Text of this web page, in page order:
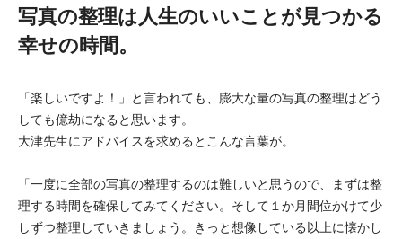
写真の整理は人生のいいことが見つかる
幸せの時間。
「楽しいですよ！」と言われても、膨大な量の写真の整理はどう
しても億劫になると思います。
大津先生にアドバイスを求めるとこんな言葉が。
「一度に全部の写真の整理するのは難しいと思うので、まずは整
理する時間を確保してみてください。そして１か月間位かけて少
しずつ整理していきましょう。きっと想像している以上に懐かし